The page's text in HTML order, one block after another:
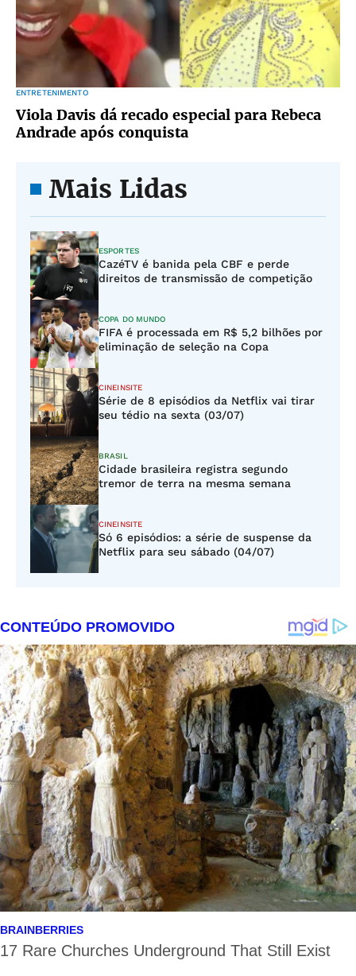
ENTRETENIMENTO
Viola Davis dá recado especial para Rebeca
Andrade após conquista
Mais Lidas
ESPORTES
CazéTV é banida pela CBF e perde
direitos de transmissão de competição
COPA DO MUNDO
FIFA é processada em R$ 5,2 bilhões por
eliminação de seleção na Copa
CINEINSITE
Série de 8 episódios da Netflix vai tirar
seu tédio na sexta (03/07)
BRASIL
Cidade brasileira registra segundo
tremor de terra na mesma semana
CINEINSITE
Só 6 episódios: a série de suspense da
Netflix para seu sábado (04/07)